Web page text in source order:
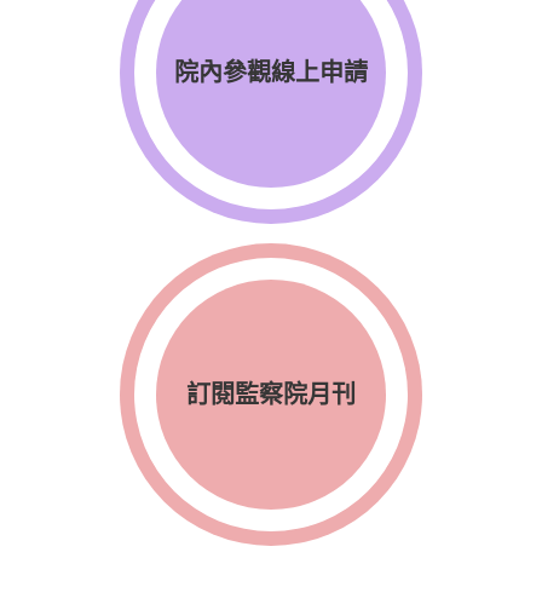
院內參觀線上申請
訂閱監察院月刊